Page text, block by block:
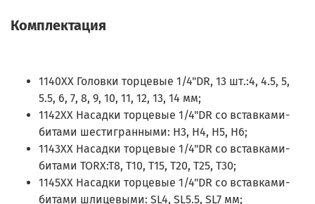
Комплектация
1140XX Головки торцевые 1/4"DR, 13 шт.:4, 4.5, 5,
5.5, 6, 7, 8, 9, 10, 11, 12, 13, 14 мм;
1142XX Насадки торцевые 1/4"DR со вставками-
битами шестигранными: H3, H4, H5, H6;
1143XX Насадки торцевые 1/4"DR со вставками-
битами TORX:T8, T10, T15, T20, T25, T30;
1145XX Насадки торцевые 1/4"DR со вставками-
битами шлицевыми: SL4, SL5.5, SL7 мм;